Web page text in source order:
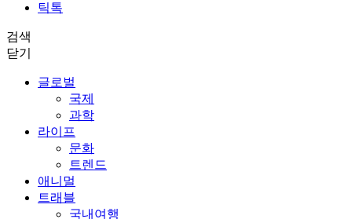
틱톡
검색
닫기
글로벌
국제
과학
라이프
문화
트렌드
애니멀
트래블
국내여행